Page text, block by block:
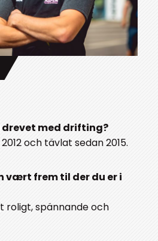
drevet med drifting?
och tävlat sedan 2015.
vært frem til der du er i
roligt, spännande och